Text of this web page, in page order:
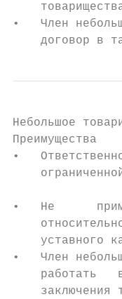
•   Член
договор в
Небольшое
•
•   Не
уставного
•   Член
работать
заключения